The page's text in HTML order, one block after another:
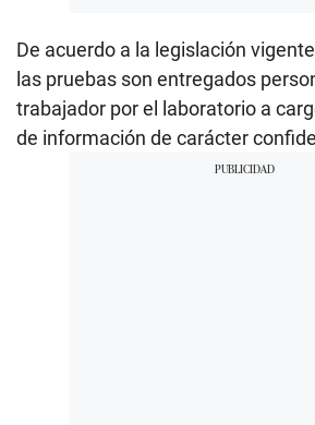
De acuerdo a la legislación
las pruebas son entregados
trabajador por el laboratorio a
de información de carácter